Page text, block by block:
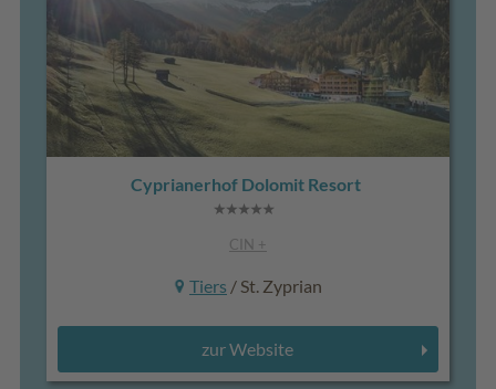
Cyprianerhof Dolomit Resort
CIN +
Tiers / St. Zyprian
zur Website